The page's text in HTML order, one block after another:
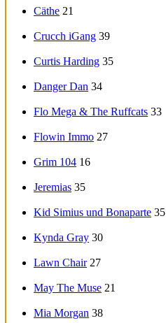
Cäthe 21
Crucch iGang 39
Curtis Harding 35
Danger Dan 34
Flo Mega & The Ruffcats 33
Flowin Immo 27
Grim 104 16
Jeremias 35
Kid Simius und Bonaparte 35
Kynda Gray 30
Lawn Chair 27
May The Muse 21
Mia Morgan 38